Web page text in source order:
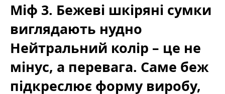
Міф 3. Бежеві шкіряні сумки
виглядають нудно
Нейтральний колір – це не
мінус, а перевага. Саме беж
підкреслює форму виробу,